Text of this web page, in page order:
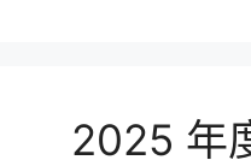
2025 年